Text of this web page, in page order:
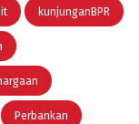
kunjunganBPR
Perbankan